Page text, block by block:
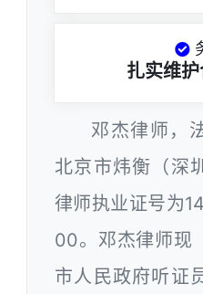
扎实维
邓杰律师，
北京市炜衡（深
律师执业证号为
00。邓杰律师现
市人民政府听证